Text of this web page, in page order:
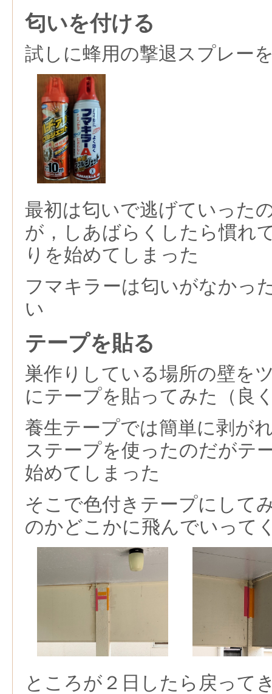
匂いを付ける
試しに蜂用の撃退スプレー
最初は匂いで逃げていった
が，しあばらくしたら慣れ
りを始めてしまった
フマキラーは匂いがなかっ
い
テープを貼る
巣作りしている場所の壁を
にテープを貼ってみた（良
養生テープでは簡単に剥が
ステープを使ったのだがテ
始めてしまった
そこで色付きテープにして
のかどこかに飛んでいって
ところが２日したら戻って